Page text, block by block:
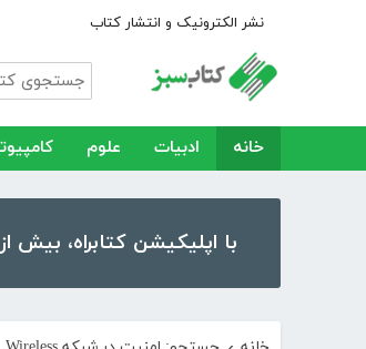
نشر الکترونیک و انتشار کتاب
خانه ادبیات علوم
با اپلیکیشن کتابراه، بیش از ۵۰،۰۰۰ کتاب، کتاب صوتی و رمان را در موبایل و تبلت خود داشته باشید!